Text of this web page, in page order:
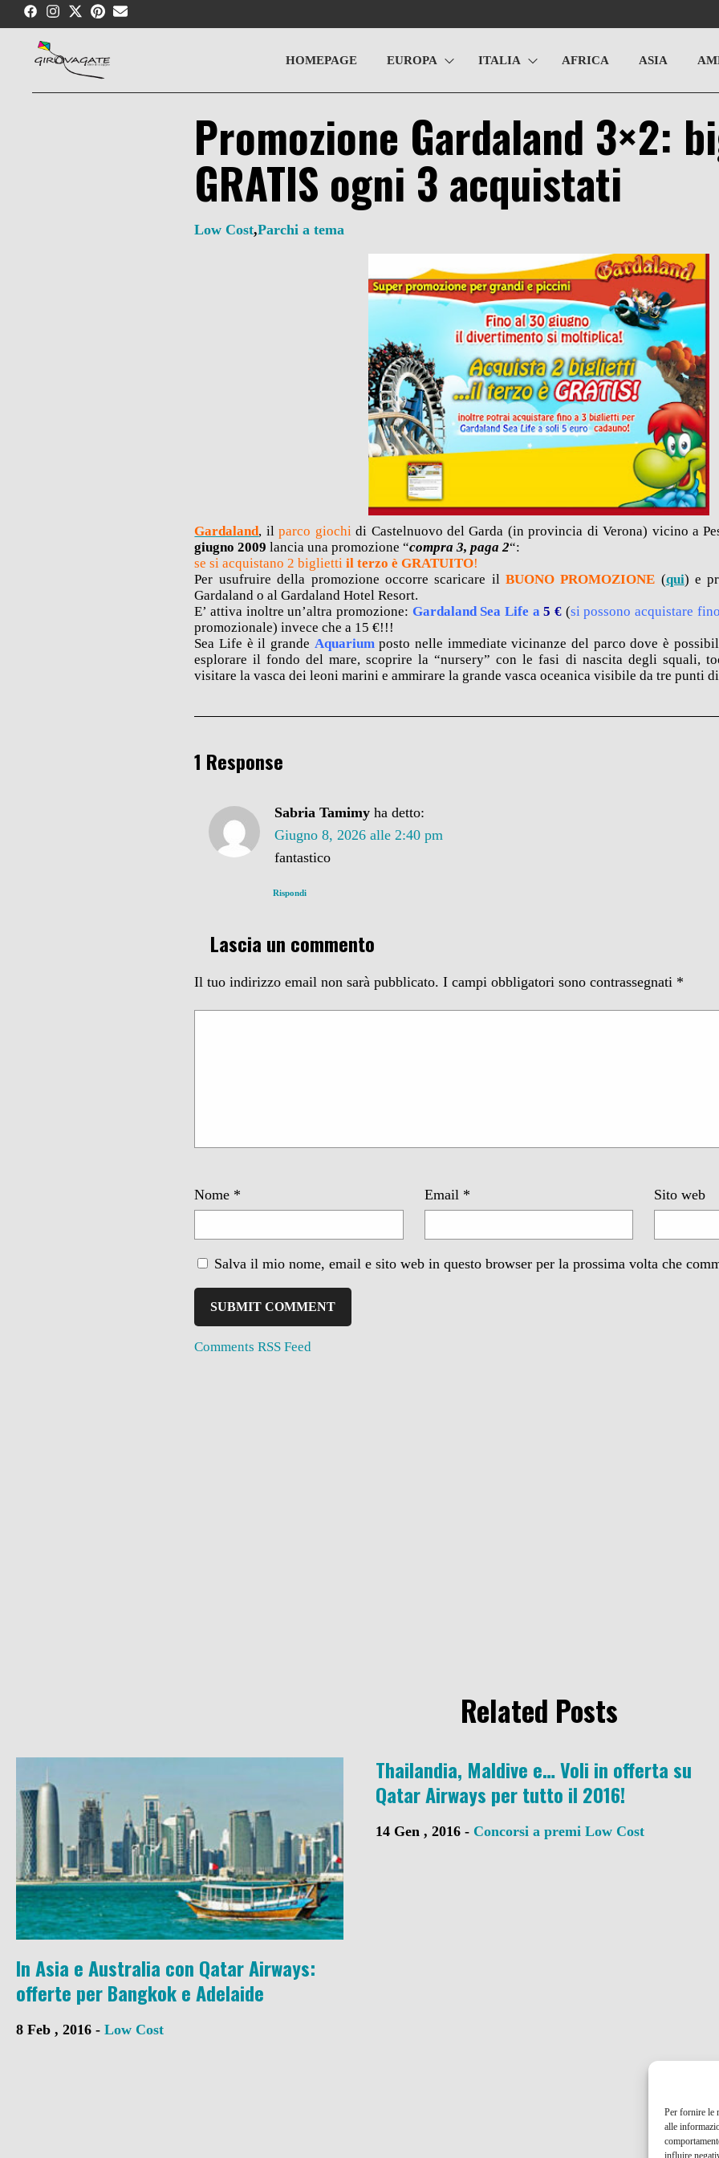
Per fornire le
alle
influire
Skip
content
HOMEPAGE EUROPA ITALIA AFRICA ASIA
Promozione Gardaland 3×2:
GRATIS ogni 3 acquistati
Low Cost,Parchi a tema
Gardaland, ilparco giochidi Castelnuovo del Garda (in provincia di Verona) vicino a
giugno 2009 lancia una promozione “compra 3, paga 2“:
se si acquistano 2 bigliettiil terzo è GRATUITO!
Per usufruire della promozione occorre scaricare il BUONO PROMOZIONE (qui) e
Gardaland o al Gardaland Hotel Resort.
E’ attiva inoltre un’altra promozione: Gardaland Sea Life a5 € (si possono acquistare
promozionale) invece che a 15 €!!!
Sea Life è il grande Aquariumposto nelle immediate vicinanze del parco dove è
esplorare il fondo del mare, scoprire la “nursery” con le fasi di nascita degli squali,
visitare la vasca dei leoni marini e ammirare la grande vasca oceanica visibile da tre punti
1 Response
Sabria Tamimy ha detto:
Giugno 8, 2026 alle 2:40 pm
fantastico
Rispondi
Lascia un commento
Il tuo indirizzo email non sarà pubblicato. I campi obbligatori sono contrassegnati *
Nome * Email * Sito web
Salva il mio nome, email e sito web in questo browser per la prossima volta che
Comments RSS Feed
Related Posts
In Asia e Australia con Qatar Airways:
offerte per Bangkok e Adelaide
8 Feb , 2016 -Low Cost
Thailandia, Maldive e… Voli in offerta su
Qatar Airways per tutto il 2016!
14 Gen , 2016 - Concorsi a premi Low Cost